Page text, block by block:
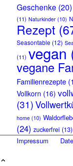
Geschenke (20)
(11) Naturkinder(10)
Rezept
Seasontable (12)
(11) vegan
vegane
Familienrezepte
Vollkorn (16)
(31)
home(10)
(24) zuckerfrei (13)
Impressum